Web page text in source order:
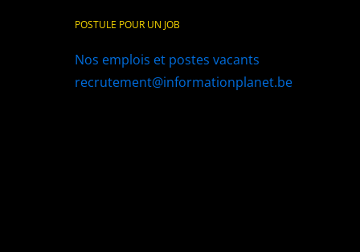
POSTULE POUR UN JOB
Nos emplois et postes vacants
recrutement@informationplanet.be